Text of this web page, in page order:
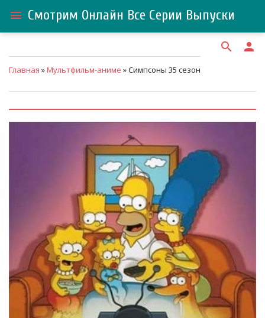
menu Смотрим Онлайн Все Серии Выпуски
search person
Главная »Мультфильм-аниме » Симпсоны 35 сезон